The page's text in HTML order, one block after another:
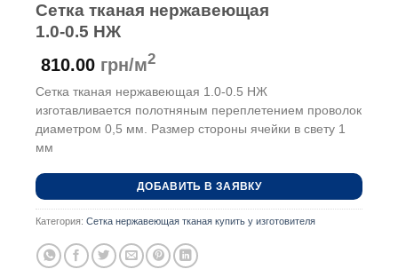
Сетка тканая нержавеющая
1.0-0.5 НЖ
810.00 грн/м2
Сетка тканая нержавеющая 1.0-0.5 НЖ
изготавливается полотняным переплетением проволок
диаметром 0,5 мм. Размер стороны ячейки в свету 1
мм
ДОБАВИТЬ В ЗАЯВКУ
Категория: Сетка нержавеющая тканая купить у изготовителя